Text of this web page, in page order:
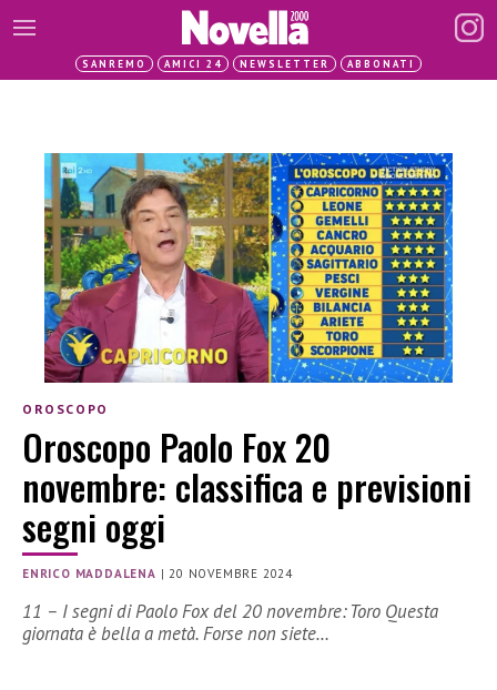
SANREMO AMICI 24 NEWSLETTER ABBONATI
OROSCOPO
Oroscopo Paolo Fox 20
novembre: classifica e previsioni
segni oggi
ENRICO MADDALENA |20 NOVEMBRE 2024
11 – I segni di Paolo Fox del 20 novembre: Toro Questa
giornata è bella a metà. Forse non siete…